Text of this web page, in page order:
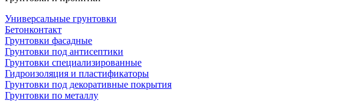
Универсальные грунтовки
Бетонконтакт
Грунтовки фасадные
Грунтовки под антисептики
Грунтовки специализированные
Гидроизоляция и пластификаторы
Грунтовки под декоративные покрытия
Грунтовки по металлу